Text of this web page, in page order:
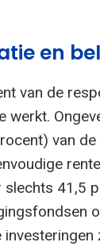
en
van de
werkt.
van
slechts 41,5
investeringen